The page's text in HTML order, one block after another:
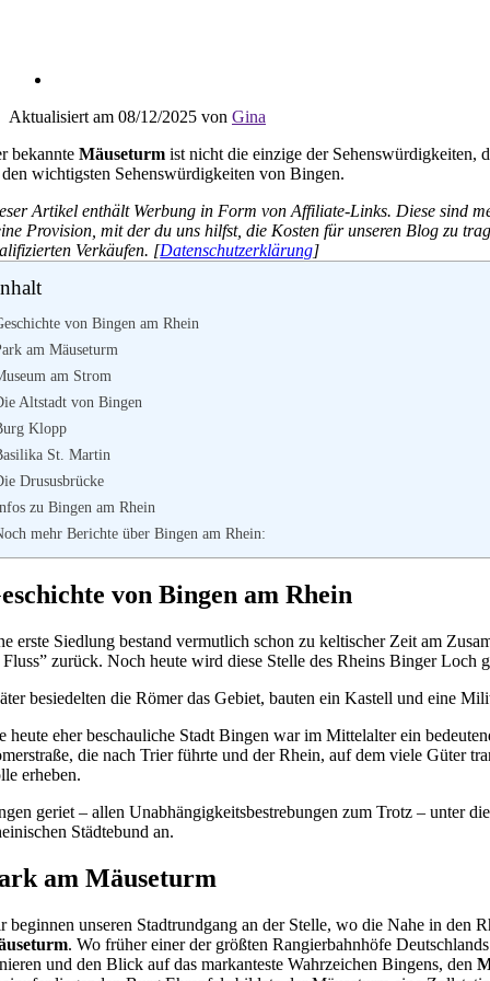
Aktualisiert am 08/12/2025 von Gina
bekannteMäuseturm ist nicht die einzige der Sehenswürdigkeiten,
wichtigsten Sehenswürdigkeiten von Bingen.
Artikel enthält Werbung in Form von Affiliate-Links. Diese sind
Provision, mit der du uns hilfst, die Kosten für unseren Blog zu
Verkäufen. [Datenschutzerklärung]
von Bingen am Rhein
am Mäuseturm
am Strom
Altstadt von Bingen
Klopp
St. Martin
Drususbrücke
zu Bingen am Rhein
mehr Berichte über Bingen am Rhein:
von Bingen am Rhein
erste Siedlung bestand vermutlich schon zu keltischer Zeit am
zurück. Noch heute wird diese Stelle des Rheins Binger Loch
besiedelten die Römer das Gebiet, bauten ein Kastell und eine
heute eher beschauliche Stadt Bingen war im Mittelalter ein
die nach Trier führte und der Rhein, auf dem viele Güter
erheben.
geriet – allen Unabhängigkeitsbestrebungen zum Trotz – unter
Städtebund an.
am Mäuseturm
beginnen unseren Stadtrundgang an der Stelle, wo die Nahe in den
. Wo früher einer der größten Rangierbahnhöfe
und den Blick auf das markanteste Wahrzeichen Bingens, den